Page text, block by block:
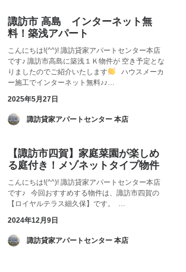
諏訪市 高島 インターネット無
料！築浅アパート
こんにちは!(^^)! 諏訪貸家アパートセンター本店
です♪ 諏訪市高島に築浅１Ｋ物件が 空き予定とな
りましたのでご紹介いたします
ハウスメーカ
ー施工でインターネット無料♪♪…
2025年5月27日
­ 諏訪貸家アパートセンター 本店
【諏訪市四賀】家庭菜園が楽しめ
る庭付き！メゾネットタイプ物件
こんにちは!(^^)! 諏訪貸家アパートセンター本店
です♪ 今回おすすめする物件は、諏訪市四賀の
【ロイヤルテラス細久保】です。 …
2024年12月9日
­ 諏訪貸家アパートセンター 本店